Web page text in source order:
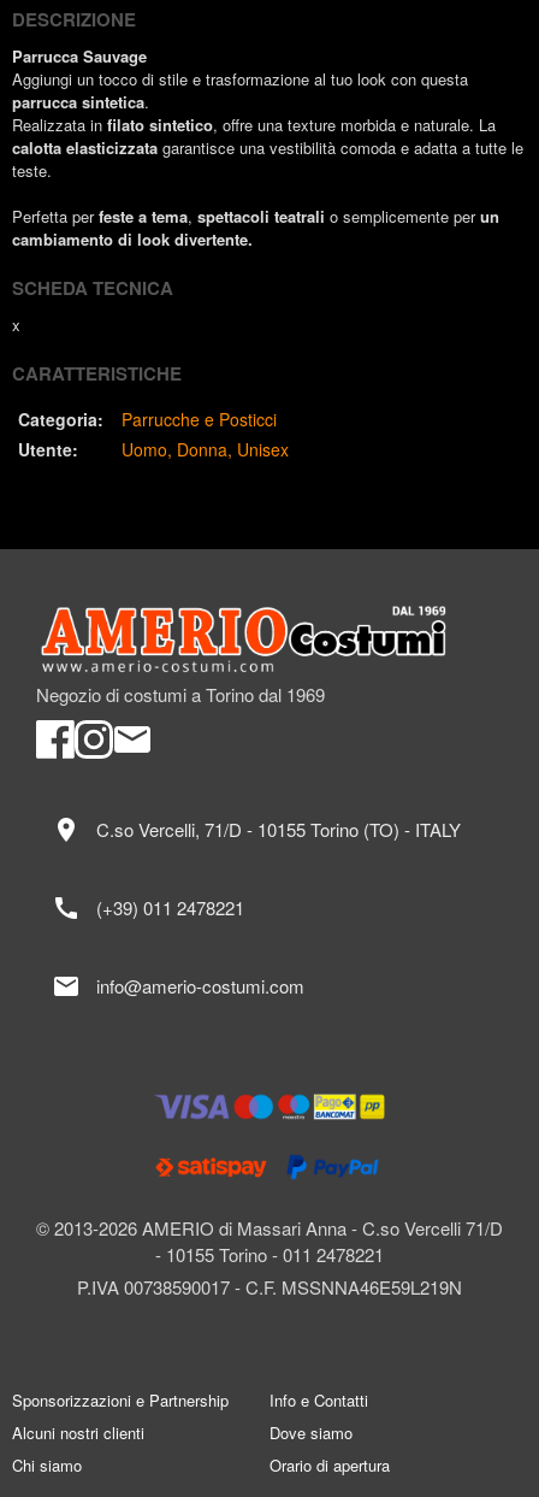
DESCRIZIONE
Parrucca Sauvage
Aggiungi un tocco di stile e trasformazione al tuo look con questa
parrucca sintetica.
Realizzata in filato sintetico, offre una texture morbida e naturale. La
calotta elasticizzata garantisce una vestibilità comoda e adatta a tutte le
teste.
Perfetta perfeste a tema, spettacoli teatrali o semplicemente perun
cambiamento di look divertente.
SCHEDA TECNICA
x
CARATTERISTICHE
Categoria:
Parrucche e Posticci
Utente:
Uomo Donna Unisex
Negozio di costumi a Torino dal 1969
© 2013-2026 AMERIO di Massari Anna - C.so Vercelli 71/D
- 10155 Torino - 011 2478221
P.IVA 00738590017 - C.F. MSSNNA46E59L219N
location_on C.so Vercelli, 71/D - 10155 Torino (TO) - ITALY
call (+39) 011 2478221
mail info@amerio-costumi.com
Sponsorizzazioni e Partnership
Alcuni nostri clienti
Chi siamo
Info e Contatti
Dove siamo
Orario di apertura